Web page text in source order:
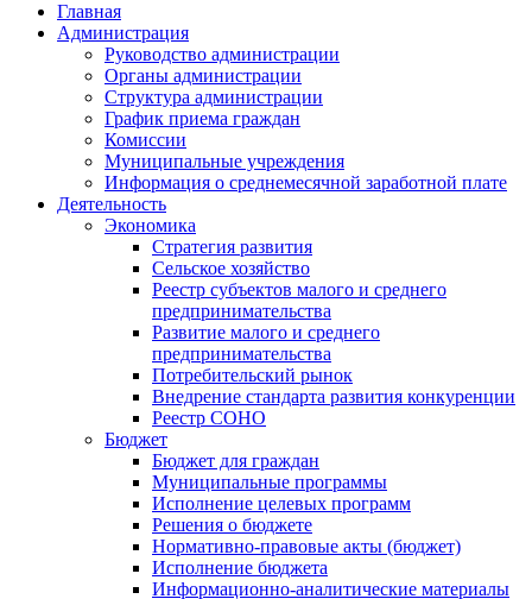
Главная
Администрация
Руководство администрации
Органы администрации
Структура администрации
График приема граждан
Комиссии
Муниципальные учреждения
Информация о среднемесячной заработной плате
Деятельность
Экономика
Стратегия развития
Сельское хозяйство
Реестр субъектов малого и среднего
предпринимательства
Развитие малого и среднего
предпринимательства
Потребительский рынок
Внедрение стандарта развития конкуренции
Реестр СОНО
Бюджет
Бюджет для граждан
Муниципальные программы
Исполнение целевых программ
Решения о бюджете
Нормативно-правовые акты (бюджет)
Исполнение бюджета
Информационно-аналитические материалы